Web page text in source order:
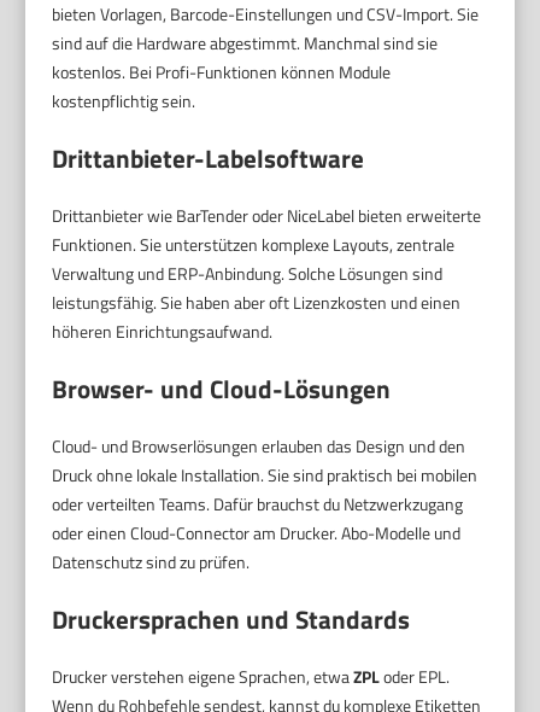
bieten Vorlagen, Barcode-Einstellungen und CSV-Import. Sie
sind auf die Hardware abgestimmt. Manchmal sind sie
kostenlos. Bei Profi-Funktionen können Module
kostenpflichtig sein.
Drittanbieter-Labelsoftware
Drittanbieter wie BarTender oder NiceLabel bieten erweiterte
Funktionen. Sie unterstützen komplexe Layouts, zentrale
Verwaltung und ERP-Anbindung. Solche Lösungen sind
leistungsfähig. Sie haben aber oft Lizenzkosten und einen
höheren Einrichtungsaufwand.
Browser- und Cloud-Lösungen
Cloud- und Browserlösungen erlauben das Design und den
Druck ohne lokale Installation. Sie sind praktisch bei mobilen
oder verteilten Teams. Dafür brauchst du Netzwerkzugang
oder einen Cloud-Connector am Drucker. Abo-Modelle und
Datenschutz sind zu prüfen.
Druckersprachen und Standards
Drucker verstehen eigene Sprachen, etwaZPLoder EPL.
Wenn du Rohbefehle sendest, kannst du komplexe Etiketten